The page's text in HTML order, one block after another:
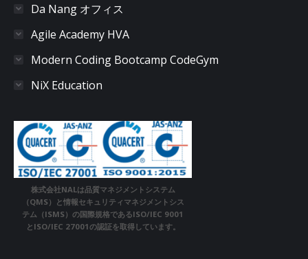
Da Nang オフィス
Agile Academy HVA
Modern Coding Bootcamp CodeGym
NiX Education
株式会社NALは品質マネジメントシステム
（QMS）と情報セキュリティマネジメントシス
テム（ISMS）の国際規格であるISO/IEC 9001
とISO/IEC 27001の認証を取得しています。